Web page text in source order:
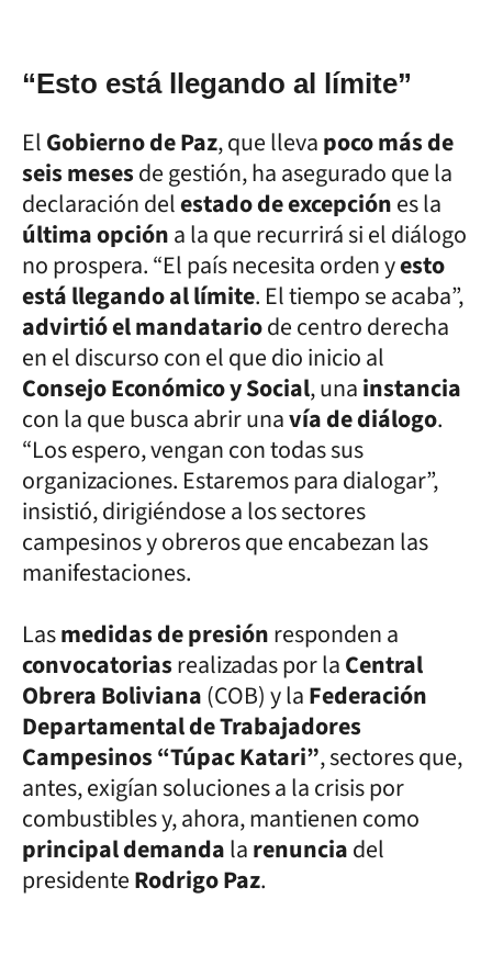
“Esto está llegando al límite”
ElGobierno de Paz, que llevapoco más de
seis mesesde gestión, ha asegurado que la
declaración delestado de excepciónes la
última opcióna la que recurrirá si el diálogo
no prospera. “El país necesita orden yesto
está llegando al límite. El tiempo se acaba”,
advirtió el mandatariode centro derecha
en el discurso con el que dio inicio al
Consejo Económico y Social, unainstancia
con la que busca abrir unavía de diálogo.
“Los espero, vengan con todas sus
organizaciones. Estaremos para dialogar”,
insistió, dirigiéndose a los sectores
campesinos y obreros que encabezan las
manifestaciones.
Lasmedidas de presiónresponden a
convocatoriasrealizadas por laCentral
Obrera Boliviana(COB) y laFederación
Departamental de Trabajadores
Campesinos “Túpac Katari”, sectores que,
antes, exigían soluciones a la crisis por
combustibles y, ahora, mantienen como
principal demandalarenunciadel
presidenteRodrigo Paz.